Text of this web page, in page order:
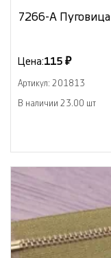
7266-А Пуговица
Цена:115 ₽
Артикул: 201813
В наличии 23.00 шт